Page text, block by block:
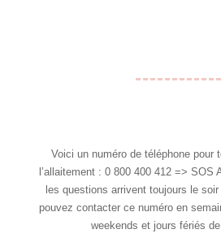
Voici un numéro de téléphone pour
l’allaitement : 0 800 400 412 => SOS
les questions arrivent toujours le
pouvez contacter ce numéro en
weekends et jours fériés de